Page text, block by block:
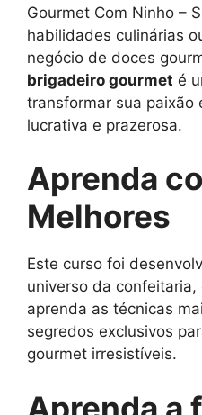
Gourmet Com Ninho –
habilidades culinárias
negócio de doces
brigadeiro gourmet é
transformar sua paixão
lucrativa e prazerosa.
Aprenda
Melhores
Este curso foi
universo da
aprenda as técnicas
segredos exclusivos
gourmet irresistíveis.